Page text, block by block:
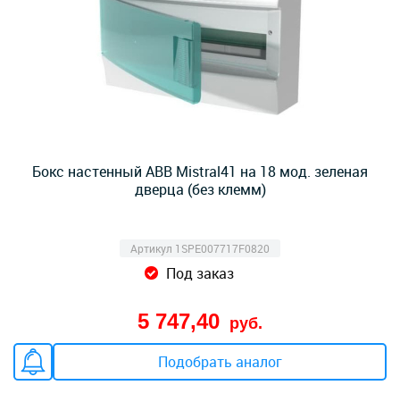
Бокс настенный ABB Mistral41 на 18 мод. зеленая
дверца (без клемм)
Артикул 1SPE007717F0820
Под заказ
5 747,40 руб.
Подобрать аналог